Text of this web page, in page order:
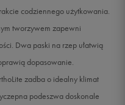
Powiadom o dostępności
Powiadom o dostępności
codziennego użytkowania.
tworzywem zapewni
Dwa paski na rzep ułatwią
dopasowanie.
zadba o idealny klimat
podeszwa doskonale